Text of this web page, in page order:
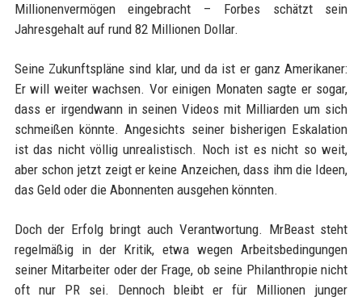
Millionenvermögen eingebracht – Forbes schätzt sein
Jahresgehalt auf rund 82 Millionen Dollar.
Seine Zukunftspläne sind klar, und da ist er ganz Amerikaner:
Er will weiter wachsen. Vor einigen Monaten sagte er sogar,
dass er irgendwann in seinen Videos mit Milliarden um sich
schmeißen könnte. Angesichts seiner bisherigen Eskalation
ist das nicht völlig unrealistisch. Noch ist es nicht so weit,
aber schon jetzt zeigt er keine Anzeichen, dass ihm die Ideen,
das Geld oder die Abonnenten ausgehen könnten.
Doch der Erfolg bringt auch Verantwortung. MrBeast steht
regelmäßig in der Kritik, etwa wegen Arbeitsbedingungen
seiner Mitarbeiter oder der Frage, ob seine Philanthropie nicht
oft nur PR sei. Dennoch bleibt er für Millionen junger